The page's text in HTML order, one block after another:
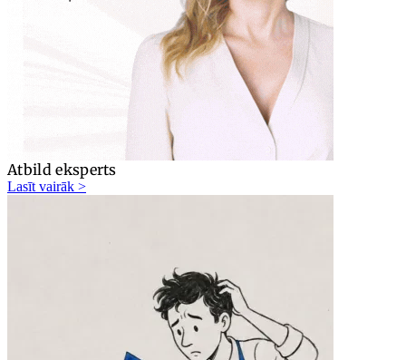
Atbild eksperts
Lasīt vairāk >